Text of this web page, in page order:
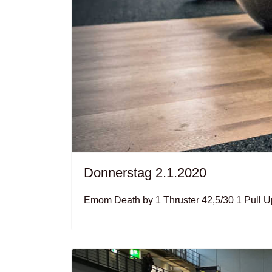
Donnerstag 2.1.2020
Emom Death by 1 Thruster 42,5/30 1 Pull